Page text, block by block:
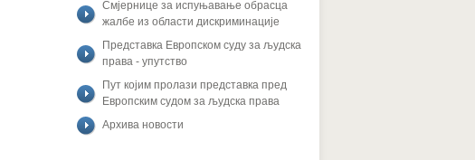
Смјернице за испуњавање обрасца
жалбе из области дискриминације
Представка Европском суду за људска
права - упутство
Пут којим пролази представка пред
Европским судом за људска права
Архива новости